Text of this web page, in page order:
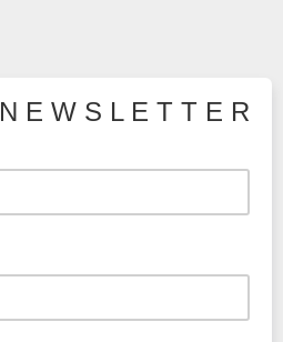
N E W S L E T T E R